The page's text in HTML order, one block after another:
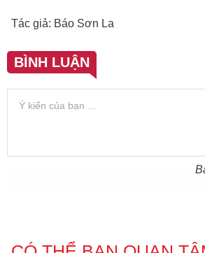
Tác giả: Báo Sơn La
BÌNH LUẬN